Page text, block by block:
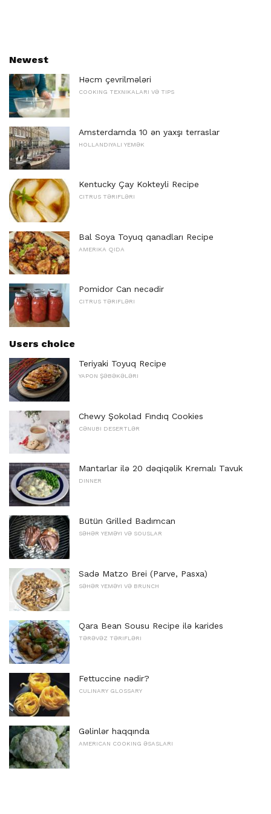
Newest
Həcm çevrilmələri
COOKING TEXNIKALARI VƏ TIPS
Amsterdamda 10 ən yaxşı terraslar
HOLLANDIYALI YEMƏK
Kentucky Çay Kokteyli Recipe
CITRUS TƏRIFLƏRI
Bal Soya Toyuq qanadları Recipe
AMERIKA QIDA
Pomidor Can necədir
CITRUS TƏRIFLƏRI
Users choice
Teriyaki Toyuq Recipe
YAPON ŞƏBƏKƏLƏRI
Chewy Şokolad Fındıq Cookies
CƏNUBI DESERTLƏR
Mantarlar ilə 20 dəqiqəlik Kremalı Tavuk
DINNER
Bütün Grilled Badımcan
SƏHƏR YEMƏYI VƏ SOUSLAR
Sadə Matzo Brei (Parve, Pasxa)
SƏHƏR YEMƏYI VƏ BRUNCH
Qara Bean Sousu Recipe ilə karides
TƏRƏVƏZ TƏRIFLƏRI
Fettuccine nədir?
CULINARY GLOSSARY
Gəlinlər haqqında
AMERICAN COOKING ƏSASLARI